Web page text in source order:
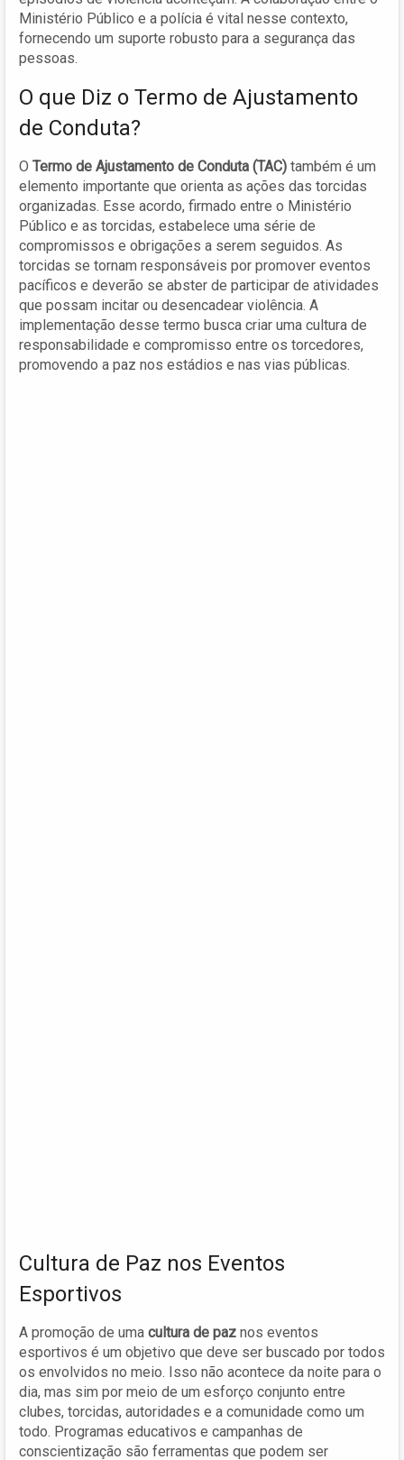
Ministério Público e a polícia é vital nesse contexto,
fornecendo um suporte robusto para a segurança das
pessoas.
O que Diz o Termo de Ajustamento
de Conduta?
O Termo de Ajustamento de Conduta (TAC) também é um
elemento importante que orienta as ações das torcidas
organizadas. Esse acordo, firmado entre o Ministério
Público e as torcidas, estabelece uma série de
compromissos e obrigações a serem seguidos. As
torcidas se tornam responsáveis por promover eventos
pacíficos e deverão se abster de participar de atividades
que possam incitar ou desencadear violência. A
implementação desse termo busca criar uma cultura de
responsabilidade e compromisso entre os torcedores,
promovendo a paz nos estádios e nas vias públicas.
Cultura de Paz nos Eventos
Esportivos
A promoção de uma cultura de paz nos eventos
esportivos é um objetivo que deve ser buscado por todos
os envolvidos no meio. Isso não acontece da noite para o
dia, mas sim por meio de um esforço conjunto entre
clubes, torcidas, autoridades e a comunidade como um
todo. Programas educativos e campanhas de
conscientização são ferramentas que podem ser